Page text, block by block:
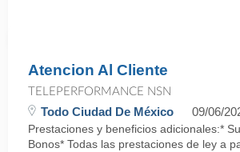
Atencion Al Cliente
TELEPERFORMANCE NSN
Todo Ciudad De México 09/06/
Prestaciones y beneficios adicionales:*
Bonos* Todas las prestaciones de ley a